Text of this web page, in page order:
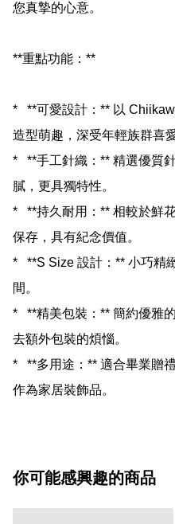
您真摯的心意。
**重點功能：**
*   **可愛設計：** 以
造型萌趣，深受年輕族群喜愛
*   **手工針織：** 精選優質
膩，更具獨特性。
*   **持久耐用：** 相較於鮮
保存，具有紀念價值。
*   **S Size 設計：** 小巧精
間。
*   **精美包裝：** 簡約優雅
去額外包裝的煩惱。
*   **多用途：** 適合畢業贈
你可能感興趣的商品